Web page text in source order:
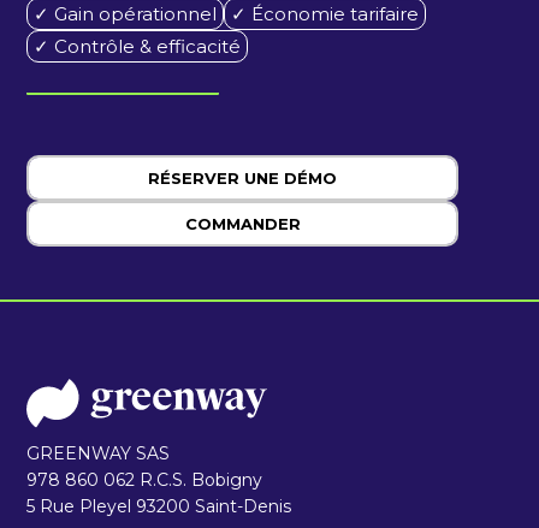
✓ Gain opérationnel
✓ Économie tarifaire
✓ Contrôle & efficacité
RÉSERVER UNE DÉMO
COMMANDER
GREENWAY SAS
978 860 062 R.C.S. Bobigny
5 Rue Pleyel 93200 Saint-Denis